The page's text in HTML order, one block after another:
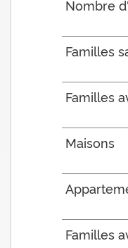
Nombre
Familles
Familles
Maisons
Familles